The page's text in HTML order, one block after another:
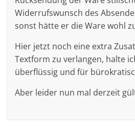
Widerrufswunsch des
sonst hätte er die Ware wohl
Hier jetzt noch eine extra
Textform zu verlangen, halte
überflüssig und für
Aber leider nun mal derzeit